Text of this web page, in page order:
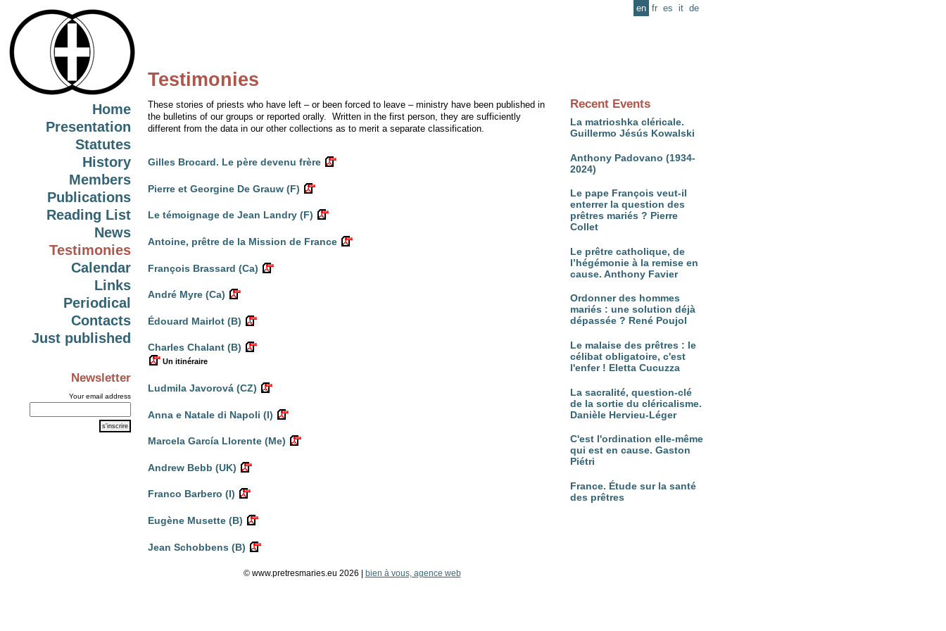
Home
Presentation
Statutes
History
Members
Publications
Reading List
News
Testimonies
Calendar
Links
Periodical
Contacts
Just published
Newsletter
Your email address
en fr es it de
Recent Events
La matrioshka cléricale.
Guillermo Jésús Kowalski
Anthony Padovano (1934-
2024)
Le pape François veut-il
enterrer la question des
prêtres mariés ? Pierre
Collet
Le prêtre catholique, de
l’hégémonie à la remise en
cause. Anthony Favier
Ordonner des hommes
mariés : une solution déjà
dépassée ? René Poujol
Le malaise des prêtres : le
célibat obligatoire, c'est
l'enfer ! Eletta Cucuzza
La sacralité, question-clé
de la sortie du cléricalisme.
Danièle Hervieu-Léger
C'est l'ordination elle-même
qui est en cause. Gaston
Piétri
France. Étude sur la santé
des prêtres
Testimonies
These stories of priests who have left – or been forced to leave – ministry have been published in
the bulletins of our groups or reported orally. Written in the first person, they are sufficiently
different from the data in our other collections as to merit a separate classification.
Gilles Brocard. Le père devenu frère
Pierre et Georgine De Grauw (F)
Le témoignage de Jean Landry (F)
Antoine, prêtre de la Mission de France
François Brassard (Ca)
André Myre (Ca)
Édouard Mairlot (B)
Charles Chalant (B)
Un itinéraire
Ludmila Javorová (CZ)
Anna e Natale di Napoli (I)
Marcela García Llorente (Me)
Andrew Bebb (UK)
Franco Barbero (I)
Eugène Musette (B)
Jean Schobbens (B)
© www.pretresmaries.eu 2026 | bien à vous, agence web